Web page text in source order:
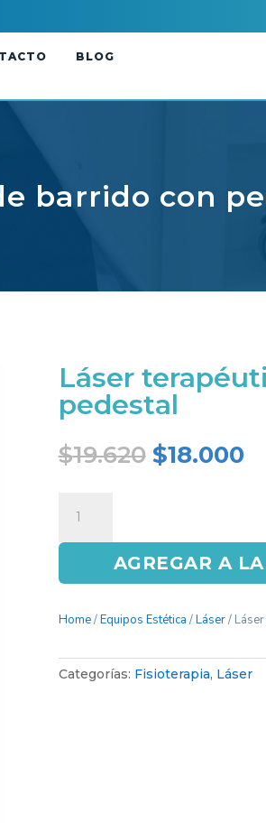
BLOG
barrido con
Láser
pedestal
$19.620 Original
price
$18.000
terapéutico
de
con
cantidad
AGREGAR A
Home/Equipos Estética /Láser/ Láser
Categorías: Fisioterapia, Láser